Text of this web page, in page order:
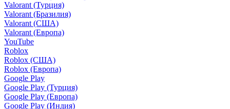
Valorant (Турция)
Valorant (Бразилия)
Valorant (США)
Valorant (Европа)
YouTube
Roblox
Roblox (США)
Roblox (Европа)
Google Play
Google Play (Турция)
Google Play (Европа)
Google Play (Индия)